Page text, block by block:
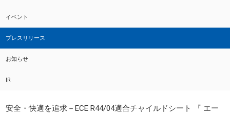
イベント
プレスリリース
お知らせ
IR
安全・快適を追求－ECE R44/04適合チャイルドシート 『 エー